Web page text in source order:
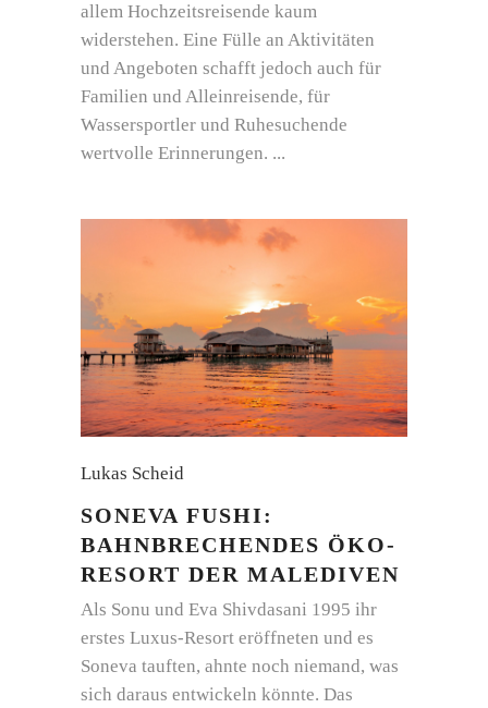
allem Hochzeitsreisende kaum
widerstehen. Eine Fülle an Aktivitäten
und Angeboten schafft jedoch auch für
Familien und Alleinreisende, für
Wassersportler und Ruhesuchende
wertvolle Erinnerungen.
Lukas Scheid
SONEVA FUSHI:
BAHNBRECHENDES ÖKO-
RESORT DER MALEDIVEN
Als Sonu und Eva Shivdasani 1995 ihr
erstes Luxus-Resort eröffneten und es
Soneva tauften, ahnte noch niemand, was
sich daraus entwickeln könnte. Das